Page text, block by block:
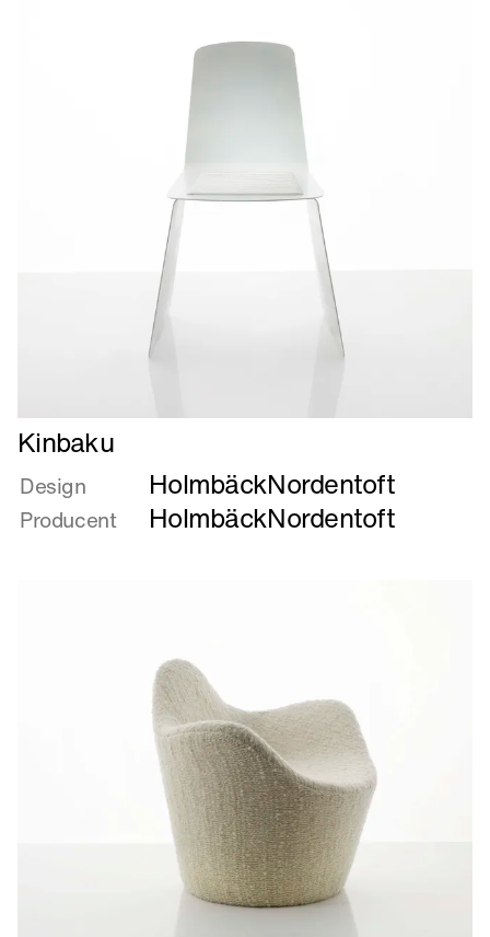
Læs
mere
om
Kinbaku
Kinbaku
Design HolmbäckNordentoft
Producent HolmbäckNordentoft